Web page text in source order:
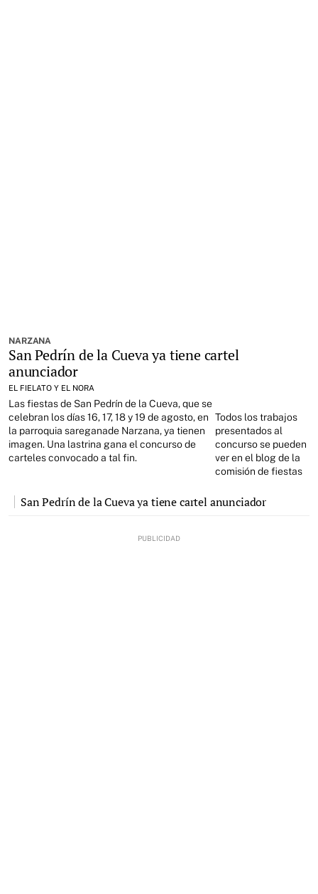
NARZANA
San Pedrín de la Cueva ya tiene cartel
anunciador
EL FIELATO Y EL NORA
Las fiestas de San Pedrín de la Cueva, que se
celebran los días 16, 17, 18 y 19 de agosto, en
la parroquia sareganade Narzana, ya tienen
imagen. Una lastrina gana el concurso de
carteles convocado a tal fin.
Todos los trabajos
presentados al
concurso se pueden
ver en el blog de la
comisión de fiestas
San Pedrín de la Cueva ya tiene cartel anunciador